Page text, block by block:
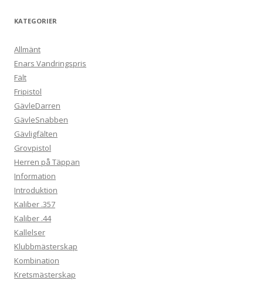
KATEGORIER
Allmänt
Enars Vandringspris
Fält
Fripistol
GävleDarren
GävleSnabben
Gävligfälten
Grovpistol
Herren på Täppan
Information
Introduktion
Kaliber .357
Kaliber .44
Kallelser
Klubbmästerskap
Kombination
Kretsmästerskap